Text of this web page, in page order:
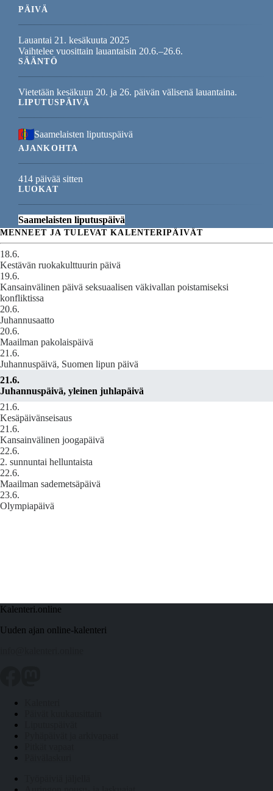
PÄIVÄ
Lauantai 21. kesäkuuta 2025
Vaihtelee vuosittain lauantaisin 20.6.–26.6.
SÄÄNTÖ
Vietetään kesäkuun 20. ja 26. päivän välisenä lauantaina.
LIPUTUSPÄIVÄ
Saamelaisten liputuspäivä
AJANKOHTA
414 päivää sitten
LUOKAT
Saamelaisten liputuspäivä
MENNEET JA TULEVAT KALENTERIPÄIVÄT
18.6.
Kestävän ruokakulttuurin päivä
19.6.
Kansainvälinen päivä seksuaalisen väkivallan poistamiseksi
konfliktissa
20.6.
Juhannusaatto
20.6.
Maailman pakolaispäivä
21.6.
Juhannuspäivä, Suomen lipun päivä
21.6.
Juhannuspäivä, yleinen juhlapäivä
21.6.
Kesäpäivänseisaus
21.6.
Kansainvälinen joogapäivä
22.6.
2. sunnuntai helluntaista
22.6.
Maailman sademetsäpäivä
23.6.
Olympiapäivä
Kalenteri.online
Uuden ajan online-kalenteri